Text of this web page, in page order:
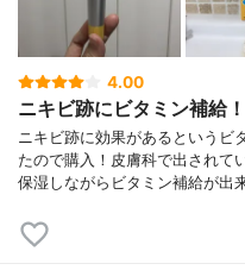
4.00
ニキビ跡にビタミン補給！
ニキビ跡に効果があるというビ
たので購入！皮膚科で出されて
保湿しながらビタミン補給が出